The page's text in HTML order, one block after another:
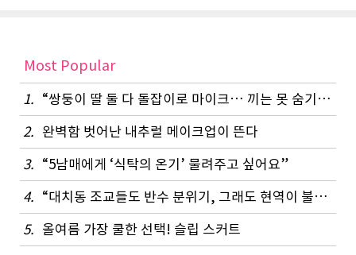
Most Popular
1.
“쌍둥이 딸 둘 다 돌잡이로 마이크… 끼는 못 숨기나 봐요”
2. 완벽함 벗어난 내추럴 메이크업이 뜬다
3. “5남매에게 ‘식탁의 온기’ 물려주고 싶어요”
4.
“대치동 조교들도 반수 분위기, 그래도 현역이 불리하지 않은 이유”
5. 올여름 가장 쿨한 선택! 슬립 스커트